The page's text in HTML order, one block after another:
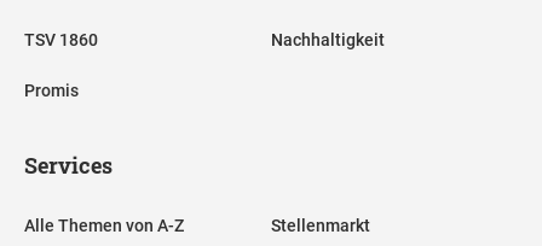
TSV 1860
Promis
Nachhaltigkeit
Services
Alle Themen von A-Z Stellenmarkt